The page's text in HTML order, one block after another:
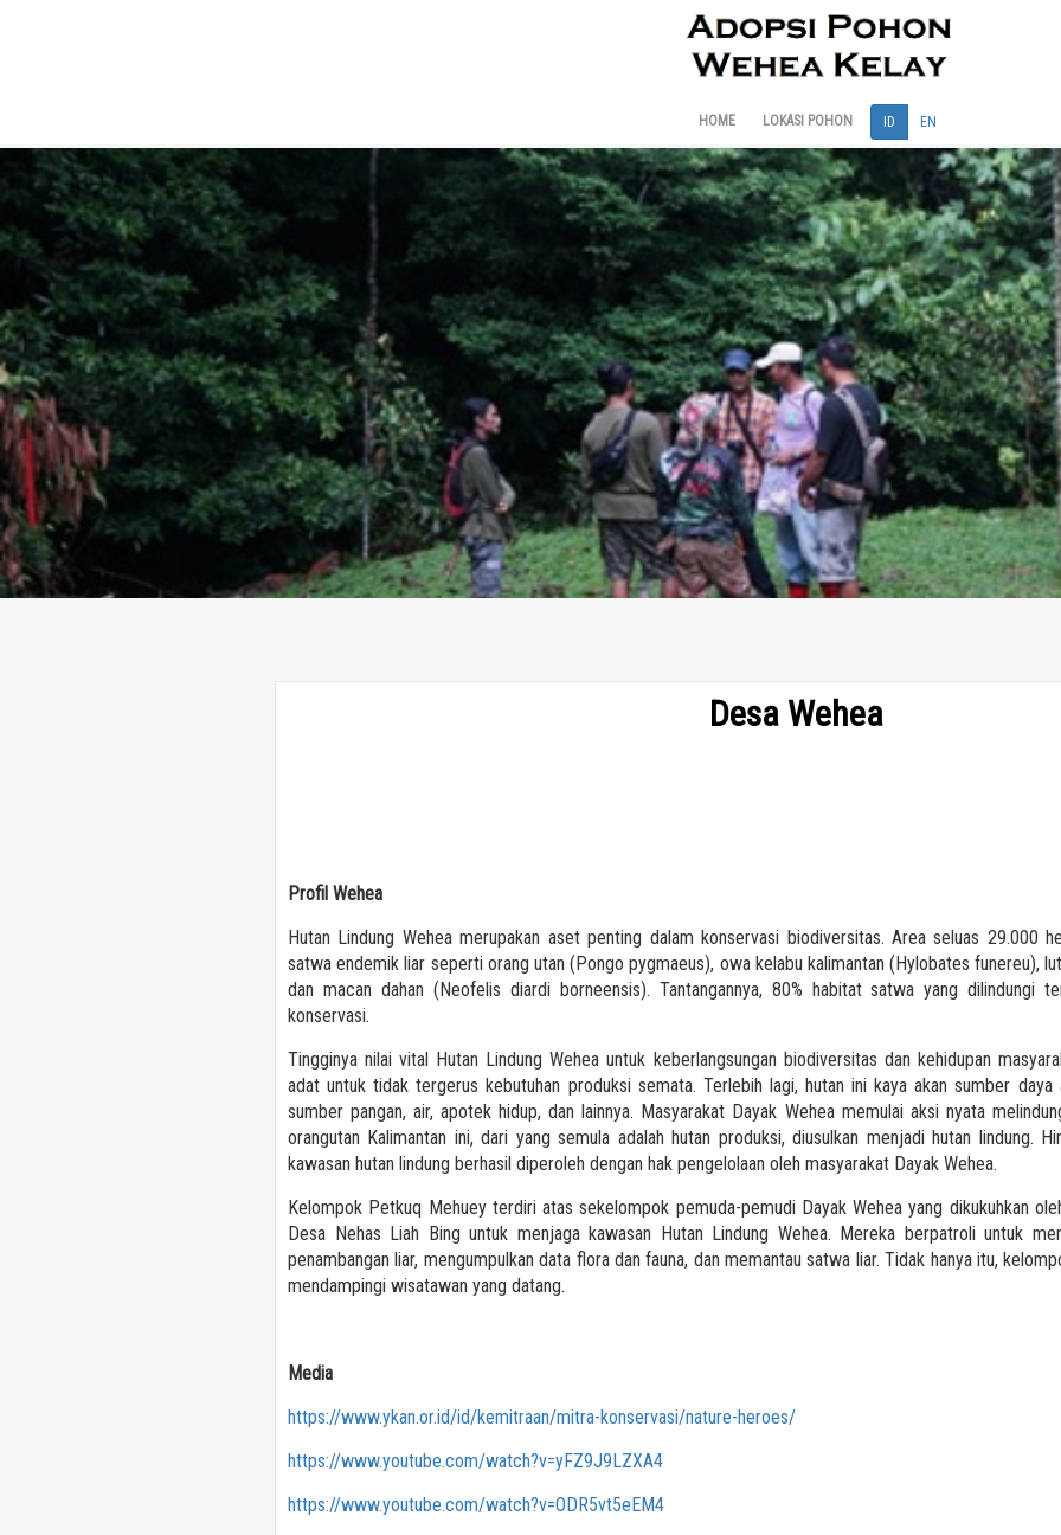
HOME LOKASI POHON ID EN
Desa Wehea
Profil Wehea
Hutan Lindung Wehea merupakan aset penting dalam konservasi biodiversitas. Area seluas 29.000
satwa endemik liar seperti orang utan (Pongo pygmaeus), owa kelabu kalimantan (Hylobates funereu),
dan macan dahan (Neofelis diardi borneensis). Tantangannya, 80% habitat satwa yang dilindungi
konservasi.
Tingginya nilai vital Hutan Lindung Wehea untuk keberlangsungan biodiversitas dan kehidupan
adat untuk tidak tergerus kebutuhan produksi semata. Terlebih lagi, hutan ini kaya akan sumber daya
sumber pangan, air, apotek hidup, dan lainnya. Masyarakat Dayak Wehea memulai aksi nyata
orangutan Kalimantan ini, dari yang semula adalah hutan produksi, diusulkan menjadi hutan lindung.
kawasan hutan lindung berhasil diperoleh dengan hak pengelolaan oleh masyarakat Dayak Wehea.
Kelompok Petkuq Mehuey terdiri atas sekelompok pemuda-pemudi Dayak Wehea yang dikukuhkan
Desa Nehas Liah Bing untuk menjaga kawasan Hutan Lindung Wehea. Mereka berpatroli untuk
penambangan liar, mengumpulkan data flora dan fauna, dan memantau satwa liar. Tidak hanya itu,
mendampingi wisatawan yang datang.
Media
https://www.ykan.or.id/id/kemitraan/mitra-konservasi/nature-heroes/
https://www.youtube.com/watch?v=yFZ9J9LZXA4
https://www.youtube.com/watch?v=ODR5vt5eEM4